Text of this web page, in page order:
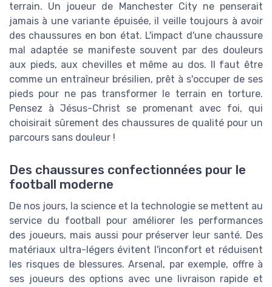
terrain. Un joueur de Manchester City ne penserait
jamais à une variante épuisée, il veille toujours à avoir
des chaussures en bon état. L'impact d'une chaussure
mal adaptée se manifeste souvent par des douleurs
aux pieds, aux chevilles et même au dos. Il faut être
comme un entraîneur brésilien, prêt à s'occuper de ses
pieds pour ne pas transformer le terrain en torture.
Pensez à Jésus-Christ se promenant avec foi, qui
choisirait sûrement des chaussures de qualité pour un
parcours sans douleur !
Des chaussures confectionnées pour le
football moderne
De nos jours, la science et la technologie se mettent au
service du football pour améliorer les performances
des joueurs, mais aussi pour préserver leur santé. Des
matériaux ultra-légers évitent l'inconfort et réduisent
les risques de blessures. Arsenal, par exemple, offre à
ses joueurs des options avec une livraison rapide et